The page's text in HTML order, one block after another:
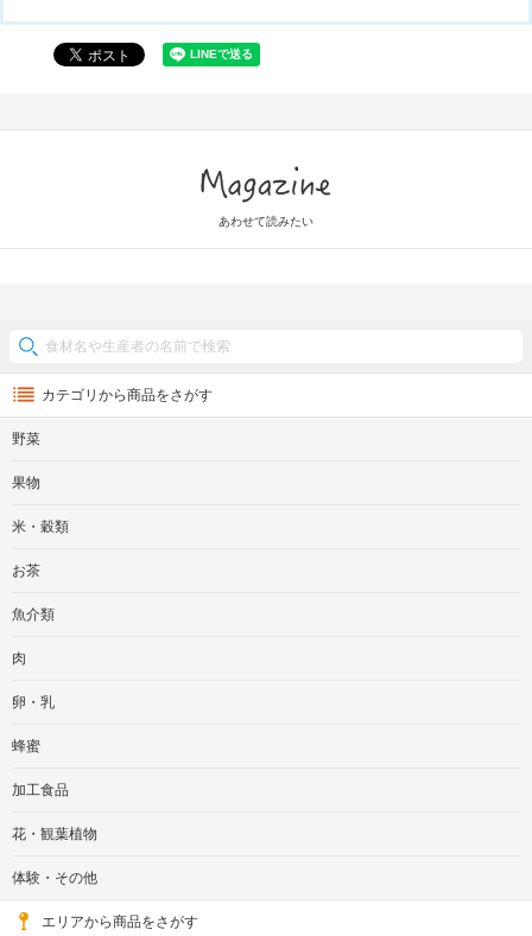
あわせて読みたい
カテゴリから商品をさがす
野菜
果物
米・穀類
お茶
魚介類
肉
卵・乳
蜂蜜
加工食品
花・観葉植物
体験・その他
エリアから商品をさがす